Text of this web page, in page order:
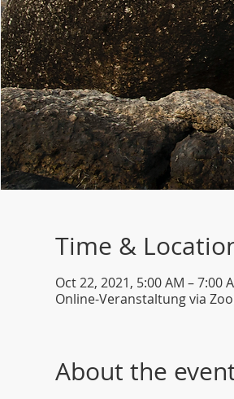
Time &
Oct 22, 2021, 5:00 AM – 7:00
Online-Veranstaltung via
About the